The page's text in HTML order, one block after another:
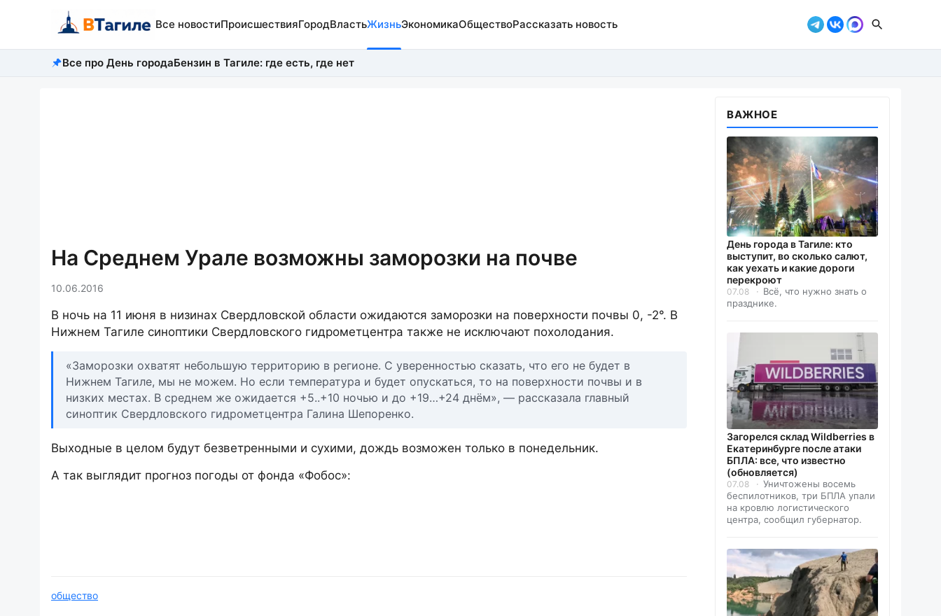
Все новостиПроисшествияГородВластьЖизньЭкономикаОбществоРассказать новость
Все про День городаБензин в Тагиле: где есть, где нет
На Среднем Урале возможны заморозки на почве
10.06.2016
В ночь на 11 июня в низинах Свердловской области ожидаются заморозки на поверхности почвы 0, -2°. В
Нижнем Тагиле синоптики Свердловского гидрометцентра также не исключают похолодания.
«Заморозки охватят небольшую территорию в регионе. С уверенностью сказать, что его не будет в
Нижнем Тагиле, мы не можем. Но если температура и будет опускаться, то на поверхности почвы и в
низких местах. В среднем же ожидается +5..+10 ночью и до +19…+24 днём», — рассказала главный
синоптик Свердловского гидрометцентра Галина Шепоренко.
Выходные в целом будут безветренными и сухими, дождь возможен только в понедельник.
А так выглядит прогноз погоды от фонда «Фобос»:
общество
ВАЖНОЕ
День города в Тагиле: кто
выступит, во сколько салют,
как уехать и какие дороги
перекроют
07.08
Всё, что нужно знать о
празднике.
Загорелся склад Wildberries в
Екатеринбурге после атаки
БПЛА: все, что известно
(обновляется)
07.08
Уничтожены восемь
беспилотников, три БПЛА упали
на кровлю логистического
центра, сообщил губернатор.